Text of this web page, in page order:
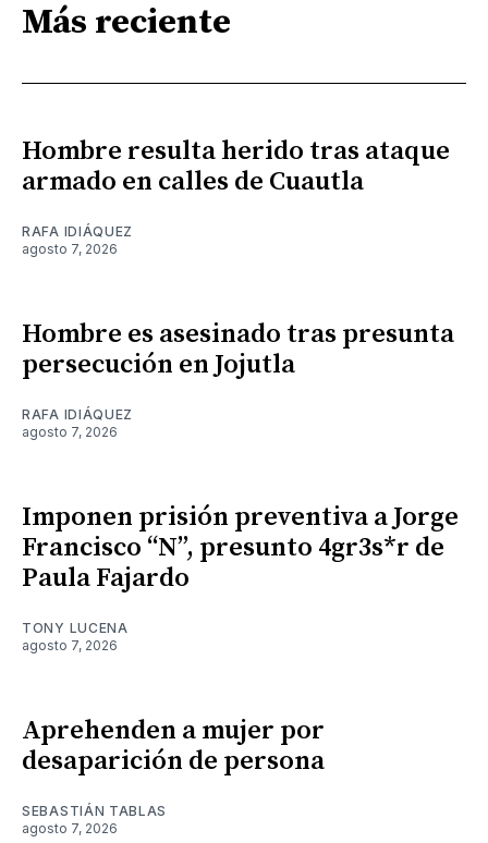
Más reciente
Hombre resulta herido tras ataque
armado en calles de Cuautla
RAFA IDIÁQUEZ
agosto 7, 2026
Hombre es asesinado tras presunta
persecución en Jojutla
RAFA IDIÁQUEZ
agosto 7, 2026
Imponen prisión preventiva a Jorge
Francisco “N”, presunto 4gr3s*r de
Paula Fajardo
TONY LUCENA
agosto 7, 2026
Aprehenden a mujer por
desaparición de persona
SEBASTIÁN TABLAS
agosto 7, 2026